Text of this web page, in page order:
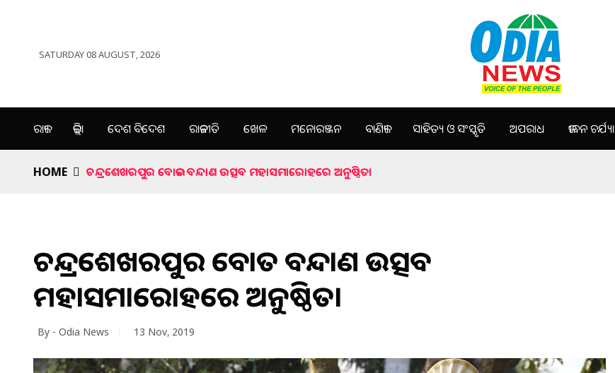
SATURDAY 08 AUGUST, 2026
ରାଜ୍ୟ ଜିଲ୍ଲା ଦେଶ ବିଦେଶ ରାଜନୀତି ଖେଳ ମନୋରଞ୍ଜନ ବାଣିଜ୍ୟ ସାହିତ୍ୟ ଓ ସଂସ୍କୃତି ଅପରାଧ ଜୀବନ ଚର୍ଯ୍ୟା
HOME ଚନ୍ଦ୍ରଶେଖରପୁର ବୋଇତ ବନ୍ଦାଣ ଉତ୍ସବ ମହାସମାରୋହରେ ଅନୁଷ୍ଠିତ।
ଚନ୍ଦ୍ରଶେଖରପୁର ବୋଇତ ବନ୍ଦାଣ ଉତ୍ସବ
ମହାସମାରୋହରେ ଅନୁଷ୍ଠିତ।
By - Odia News 13 Nov, 2019